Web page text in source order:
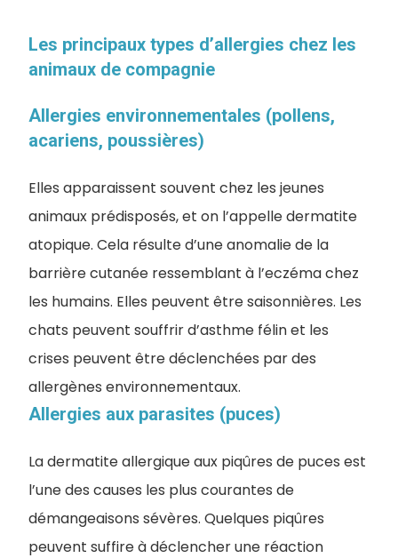
Les principaux types d’allergies chez les
animaux de compagnie
Allergies environnementales (pollens,
acariens, poussières)
Elles apparaissent souvent chez les jeunes
animaux prédisposés, et on l’appelle dermatite
atopique. Cela résulte d’une anomalie de la
barrière cutanée ressemblant à l’eczéma chez
les humains. Elles peuvent être saisonnières. Les
chats peuvent souffrir d’asthme félin et les
crises peuvent être déclenchées par des
allergènes environnementaux.
Allergies aux parasites (puces)
La dermatite allergique aux piqûres de puces est
l’une des causes les plus courantes de
démangeaisons sévères. Quelques piqûres
peuvent suffire à déclencher une réaction